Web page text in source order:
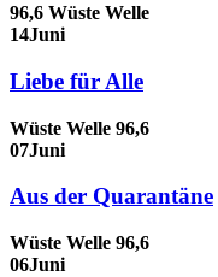
96,6 Wüste Welle
14Juni
Liebe für Alle
Wüste Welle 96,6
07Juni
Aus der Quarantäne
Wüste Welle 96,6
06Juni